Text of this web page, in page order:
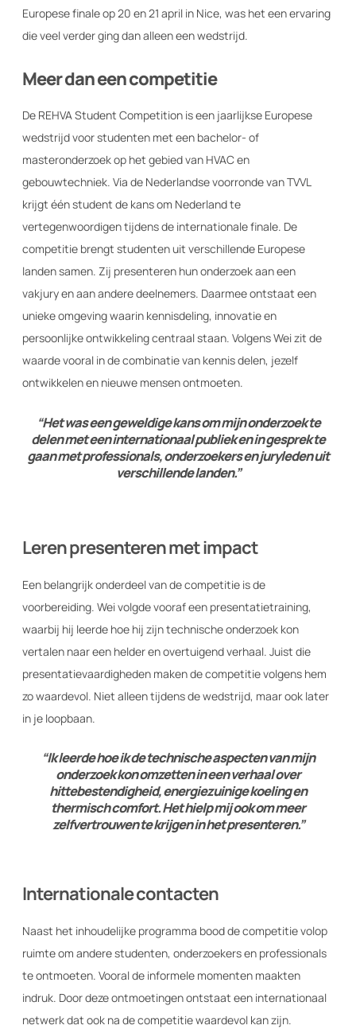
Inloggen
WORD LID VAN TVVL
Europese finale op 20 en 21 april in Nice, was het een ervaring
die veel verder ging dan alleen een wedstrijd.
Meer dan een competitie
De REHVA Student Competition is een jaarlijkse Europese
wedstrijd voor studenten met een bachelor- of
masteronderzoek op het gebied van HVAC en
gebouwtechniek. Via de Nederlandse voorronde van TVVL
krijgt één student de kans om Nederland te
vertegenwoordigen tijdens de internationale finale. De
competitie brengt studenten uit verschillende Europese
landen samen. Zij presenteren hun onderzoek aan een
vakjury en aan andere deelnemers. Daarmee ontstaat een
unieke omgeving waarin kennisdeling, innovatie en
persoonlijke ontwikkeling centraal staan. Volgens Wei zit de
waarde vooral in de combinatie van kennis delen, jezelf
ontwikkelen en nieuwe mensen ontmoeten.
“Het was een geweldige kans om mijn onderzoek te
delen met een internationaal publiek en in gesprek te
gaan met professionals, onderzoekers en juryleden uit
verschillende landen.”
Leren presenteren met impact
Een belangrijk onderdeel van de competitie is de
voorbereiding. Wei volgde vooraf een presentatietraining,
waarbij hij leerde hoe hij zijn technische onderzoek kon
vertalen naar een helder en overtuigend verhaal. Juist die
presentatievaardigheden maken de competitie volgens hem
zo waardevol. Niet alleen tijdens de wedstrijd, maar ook later
in je loopbaan.
“Ik leerde hoe ik de technische aspecten van mijn
onderzoek kon omzetten in een verhaal over
hittebestendigheid, energiezuinige koeling en
thermisch comfort. Het hielp mij ook om meer
zelfvertrouwen te krijgen in het presenteren.”
Internationale contacten
Naast het inhoudelijke programma bood de competitie volop
ruimte om andere studenten, onderzoekers en professionals
te ontmoeten. Vooral de informele momenten maakten
indruk. Door deze ontmoetingen ontstaat een internationaal
netwerk dat ook na de competitie waardevol kan zijn.